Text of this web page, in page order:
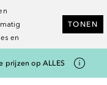
en
TONEN
prijzen op ALLES